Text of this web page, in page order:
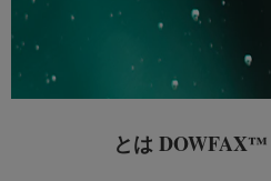
とはDOWFAX™